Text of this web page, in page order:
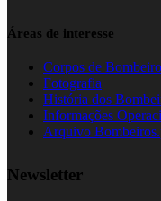
Áreas de interesse
Corpos de
Fotografia
História dos
Informações
Arquivo
Newsletter